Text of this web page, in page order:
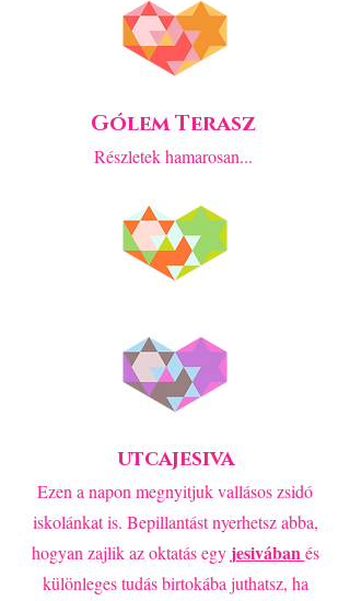
Gólem Terasz
Részletek hamarosan...
utcajesiva
Ezen a napon megnyitjuk vallásos zsidó
iskolánkat is. Bepillantást nyerhetsz abba,
hogyan zajlik az oktatás egy jesivábanés
különleges tudás birtokába juthatsz, ha